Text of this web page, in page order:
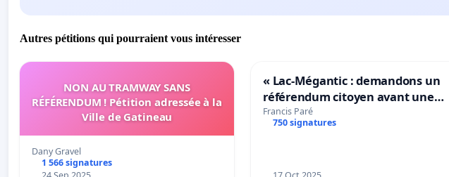
Autres pétitions qui pourraient vous intéresser
NON AU TRAMWAY SANS
RÉFÉRENDUM ! Pétition adressée à la
Ville de Gatineau
Dany Gravel
1 566 signatures
« Lac-Mégantic : demandons un
référendum citoyen avant une
transformation irréversible de
notre territoire »
Francis Paré
750 signatures